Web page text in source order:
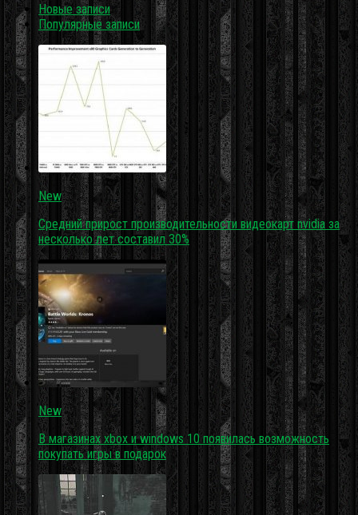
Новые записи
Популярные записи
New
Средний прирост производительности видеокарт nvidia за
несколько лет составил 30%
New
В магазинах xbox и windows 10 появилась возможность
покупать игры в подарок